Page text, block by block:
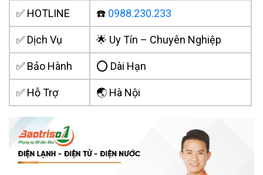
✅ HOTLINE ☎️ 0988.230.233
✅ Dịch Vụ 🌟 Uy Tín – Chuyên Nghiệp
✅ Bảo Hành ⭕ Dài Hạn
✅ Hỗ Trợ 🌏 Hà Nội